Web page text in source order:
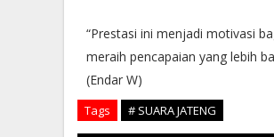
“Prestasi ini menjadi motivasi
meraih pencapaian yang lebih
(Endar W)
Tags # SUARA JATENG